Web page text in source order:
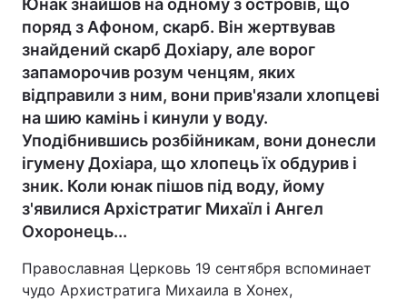
Юнак знайшов на одному з островів, що
поряд з Афоном, скарб. Він жертвував
знайдений скарб Дохіару, але ворог
запаморочив розум ченцям, яких
відправили з ним, вони прив'язали хлопцеві
на шию камінь і кинули у воду.
Уподібнившись розбійникам, вони донесли
ігумену Дохіара, що хлопець їх обдурив і
зник. Коли юнак пішов під воду, йому
з'явилися Архістратиг Михаїл і Ангел
Охоронець...
Православная Церковь 19 сентября вспоминает
чудо Архистратига Михаила в Хонех,